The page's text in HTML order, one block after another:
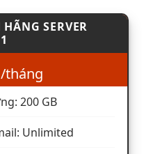
SERVER
1
tháng
200 GB
Unlimited